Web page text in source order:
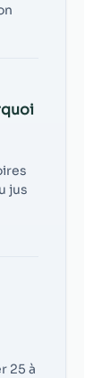
jus
25 à